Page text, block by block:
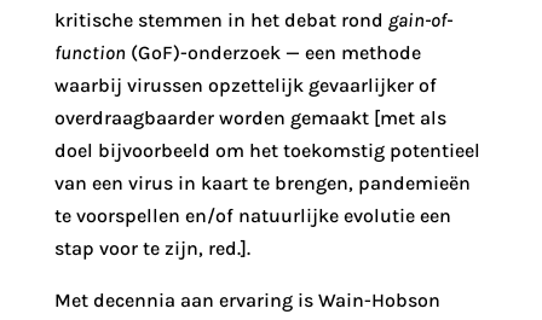
kritische stemmen in het debat rond gain-of-
function (GoF)-onderzoek — een methode
waarbij virussen opzettelijk gevaarlijker of
overdraagbaarder worden gemaakt [met als
doel bijvoorbeeld om het toekomstig potentieel
van een virus in kaart te brengen, pandemieën
te voorspellen en/of natuurlijke evolutie een
stap voor te zijn, red.].
Met decennia aan ervaring is Wain-Hobson